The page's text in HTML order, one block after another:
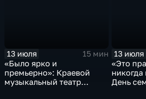
13 июля
15 мин
«Было ярко и
премьерно»: Краевой
музыкальный театр
13 июля
«Это
никогда
День